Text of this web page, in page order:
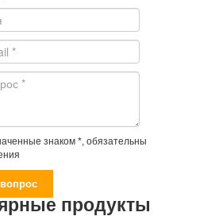
знаком *, обязательны
продукты